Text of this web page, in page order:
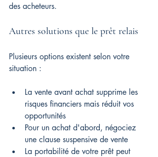
des acheteurs.
Autres solutions que le prêt relais
Plusieurs options existent selon votre
situation :
La vente avant achat supprime les
risques financiers mais réduit vos
opportunités
Pour un achat d'abord, négociez
une clause suspensive de vente
La portabilité de votre prêt peut